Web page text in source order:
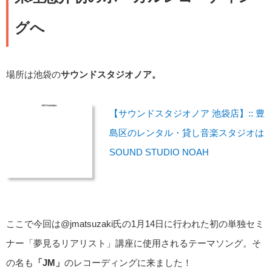
グへ
場所は池袋のサウンドスタジオノア。
【サウンドスタジオノア 池袋店】:: 豊
島区のレンタル・貸し音楽スタジオは
SOUND STUDIO NOAH
ここで今回は@jmatsuzaki氏の1月14日に行われた初の単独セミ
ナー「夢見るリアリスト」講座に使用されるテーマソング。そ
の名も
「JM」 のレコーディングに来ました！